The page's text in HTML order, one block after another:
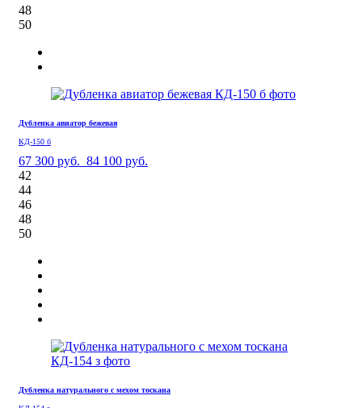
48
50
Дубленка авиатор бежевая
КД-150 б
67 300 руб. 84 100 руб.
42
44
46
48
50
Дубленка натурального с мехом тоскана